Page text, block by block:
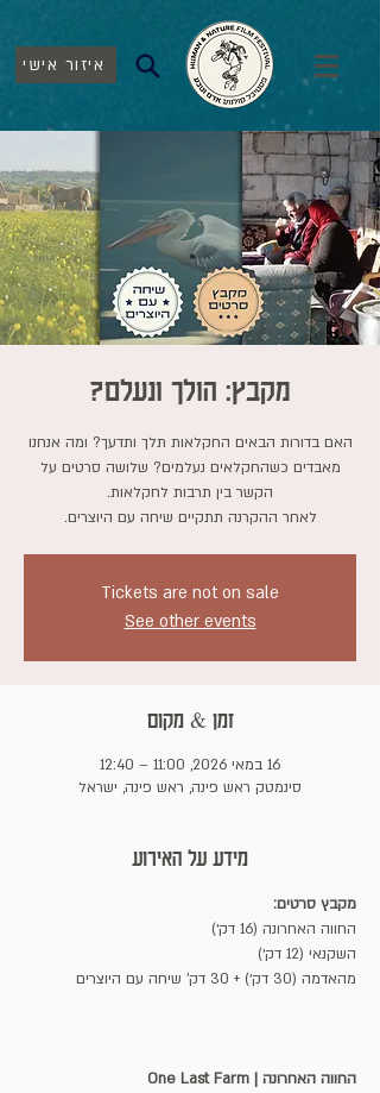
איזור אישי
מקבץ: הולך ונעלם?
האם בדורות הבאים החקלאות תלך ותדעך? ומה אנחנו
מאבדים כשהחקלאים נעלמים? שלושה סרטים על
לאחר ההקרנה תתקיים שיחה עם היוצרים.
Tickets are not on sale
See other events
זמן & מקום
16 במאי 2026, 11:00 – 12:40
סינמטק ראש פינה, ראש פינה, ישראל
מידע על האירוע
מקבץ סרטים:
החווה האחרונה (16 דק׳)
השקנאי (12 דק׳)
מהאדמה (30 דק׳) + 30 דק' שיחה עם היוצרים
החווה האחרונה | One Last Farm